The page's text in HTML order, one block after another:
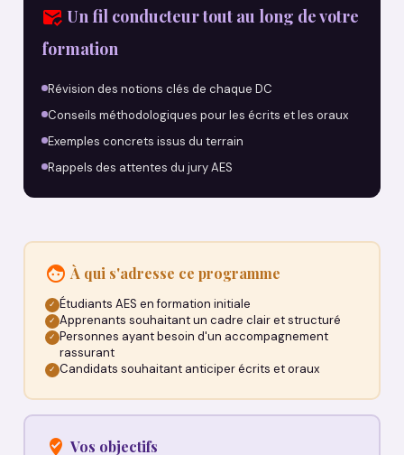
Un fil conducteur tout au long de votre
formation
Révision des notions clés de chaque DC
Conseils méthodologiques pour les écrits et les oraux
Exemples concrets issus du terrain
Rappels des attentes du jury AES
À qui s'adresse ce programme
✓ Étudiants AES en formation initiale
✓ Apprenants souhaitant un cadre clair et structuré
✓ Personnes ayant besoin d'un accompagnement
rassurant
✓ Candidats souhaitant anticiper écrits et oraux
Vos objectifs